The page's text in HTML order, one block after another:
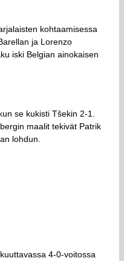
kohtaamisessa
ja Lorenzo
iski Belgian ainokaisen
se kukisti Tšekin 2-1.
maalit tekivät Patrik
lohdun.
4-0-voitossa